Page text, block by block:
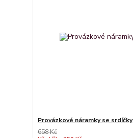
Provázkové náramky se srdíčky
658 Kč